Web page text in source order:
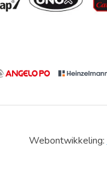
Webontwikkeling: